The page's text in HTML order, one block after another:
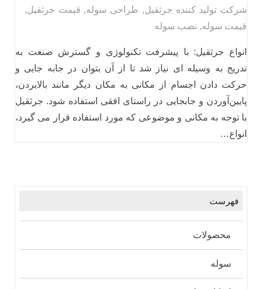
شرکت تولید کننده جرثقیل, طراحی سوله, قیمت جرثقیل,
قیمت سوله, نصب سوله
انواع جرثقیل: با پیشرفت تکنولوژی و گسترش صنعت به
تدریج به وسیله ای نیاز شد تا از آن بتوان در جابه جایی و
حرکت دادن اجسام از مکانی به مکان دیگر مانند بالا‌بردن،
پایین‌آوردن و جابجایی در راستای افقی استفاده شود. جرثقیل
با توجه به مکانی و موضوعی که مورد استفاده قرار می گیرد،
انواع…
فهرست
محصولات
سوله